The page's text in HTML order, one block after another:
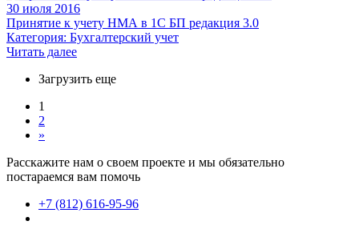
30 июля 2016
Принятие к учету НМА в 1С БП редакция 3.0
Категория: Бухгалтерский учет
Читать далее
Загрузить еще
1
2
»
Расскажите нам о своем проекте и мы обязательно
постараемся вам помочь
+7 (812) 616-95-96